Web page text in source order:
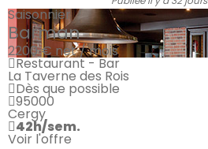
Saisonnier
Barman
2200 € net / mois
Restaurant - Bar
La Taverne des Rois
Dès que possible
95000
Cergy
42h/sem.
Voir l'offre